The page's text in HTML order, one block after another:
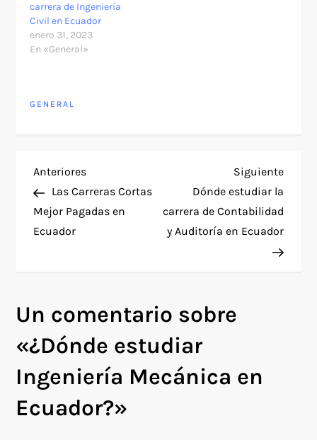
carrera de Ingeniería
Civil en Ecuador
enero 31, 2023
En «General»
GENERAL
N
a
v
g
a
c
i
Entrada
anterior
Anteriores
Las Carreras Cortas
Mejor Pagadas en
Ecuador
Siguiente
Dónde estudiar la
carrera de Contabilidad
y Auditoría en Ecuador
Un comentario sobre
«¿Dónde estudiar
Ingeniería Mecánica en
Ecuador?»